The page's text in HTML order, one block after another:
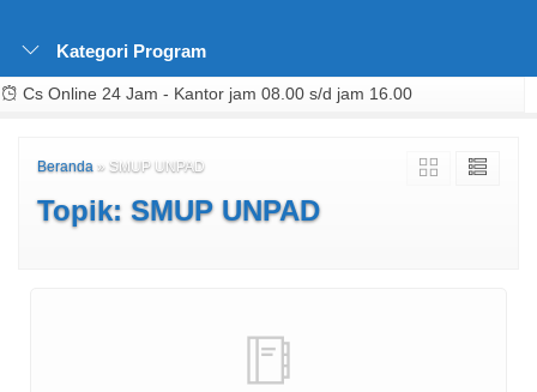
Kategori Program
Cs Online 24 Jam - Kantor jam 08.00 s/d jam 16.00
Beranda » SMUP UNPAD
Topik: SMUP UNPAD